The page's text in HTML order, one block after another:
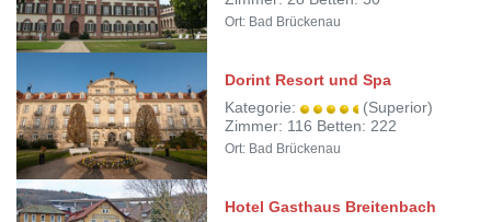
Ort: Bad Brückenau
Dorint Resort und Spa
Kategorie:
(Superior)
Zimmer: 116 Betten: 222
Ort: Bad Brückenau
Hotel Gasthaus Breitenbach